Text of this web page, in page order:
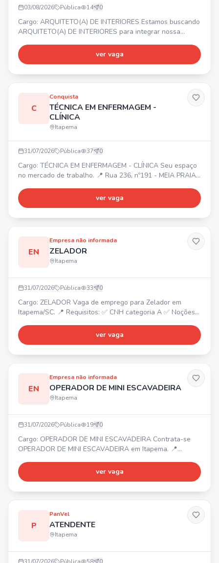
03/08/2026 Pública 14 0
Cargo: ARQUITETO(A) DE INTERIORES Estamos buscando
ARQUITETO(A) DE INTERIORES para integrar nossa
projetos, layouts, memoriais, especificação de materiais,
modelagem 3D, levantamento de medidas,
ver vaga
C
Conquista
TÉCNICA EM ENFERMAGEM -
CLÍNICA
Itapema
31/07/2026 Pública 37 0
Cargo: TÉCNICA EM ENFERMAGEM - CLÍNICA Seu espaço
no mercado de trabalho. 📍 Rua 236, nº191 - MEIA PRAIA
ver vaga
EN
Empresa não informada
ZELADOR
Itapema
31/07/2026 Pública 33 0
Cargo: ZELADOR Vaga de emprego para Zelador em
Itapema/SC. 📍 Requisitos: ✅ CNH categoria A ✅ Noções
ver vaga
EN
Empresa não informada
OPERADOR DE MINI ESCAVADEIRA
Itapema
31/07/2026 Pública 19 0
Cargo: OPERADOR DE MINI ESCAVADEIRA Contrata-se
OPERADOR DE MINI ESCAVADEIRA em Itapema. 📍
Requisitos: • Experiência na função Entre em contato por
mensagem.
ver vaga
P
PanVel
ATENDENTE
Itapema